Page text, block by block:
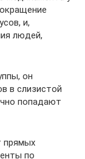
и,
людей,
он
в слизистой
попадают
прямых
по